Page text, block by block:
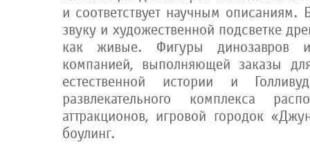
и соответствует научным описаниям.
звуку и художественной подсветке
как живые. Фигуры динозавров
компанией, выполняющей заказы
естественной истории и
развлекательного комплекса
аттракционов, игровой городок
боулинг.